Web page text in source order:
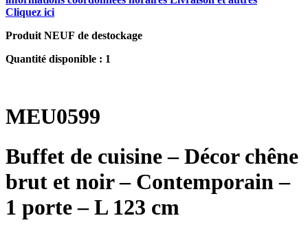
Cliquez ici
Produit NEUF de destockage
Quantité disponible : 1
MEU0599
Buffet de cuisine – Décor chêne
brut et noir – Contemporain –
1 porte – L 123 cm